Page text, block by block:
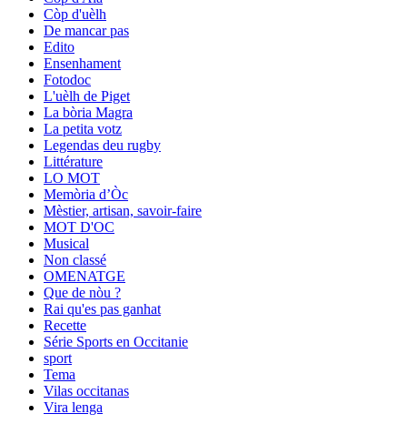
Còp d'uèlh
De mancar pas
Edito
Ensenhament
Fotodoc
L'uèlh de Piget
La bòria Magra
La petita votz
Legendas deu rugby
Littérature
LO MOT
Memòria d’Òc
Mèstier, artisan, savoir-faire
MOT D'OC
Musical
Non classé
OMENATGE
Que de nòu ?
Rai qu'es pas ganhat
Recette
Série Sports en Occitanie
sport
Tema
Vilas occitanas
Vira lenga